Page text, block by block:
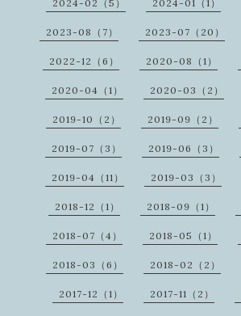
2024-02（5） 2024-01（1）
2023-08（7） 2023-07（20）
2022-12（6） 2020-08（1）
2020-04（1） 2020-03（2）
2019-10（2） 2019-09（2）
2019-07（3） 2019-06（3）
2019-04（11） 2019-03（3）
2018-12（1） 2018-09（1）
2018-07（4） 2018-05（1）
2018-03（6） 2018-02（2）
2017-12（1） 2017-11（2）